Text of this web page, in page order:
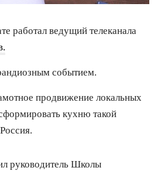
работал ведущий телеканала
событием.
продвижение локальных
кухню такой
руководитель Школы